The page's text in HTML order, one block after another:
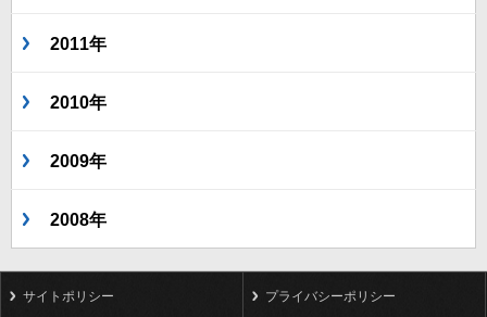
2011年
2010年
2009年
2008年
サイトポリシー プライバシーポリシー